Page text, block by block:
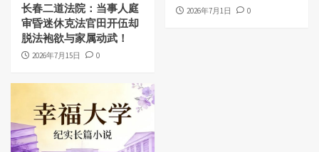
长春二道法院：当事人庭
审昏迷休克法官田开伍却
脱法袍欲与家属动武！
2026年7月15日 0
2026年7月1日 0